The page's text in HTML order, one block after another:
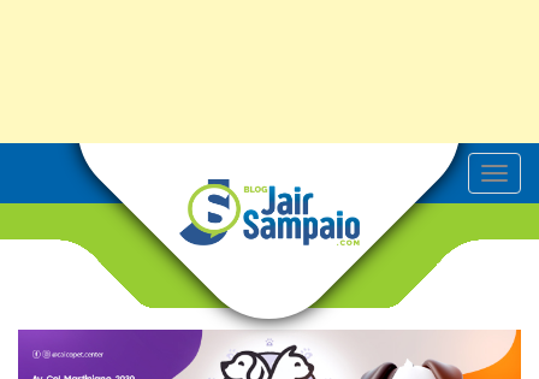
T
o
v
g